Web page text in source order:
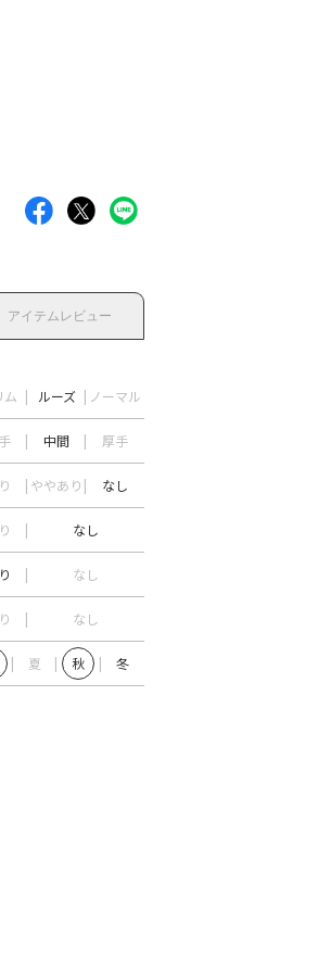
アイテムレビュー
ム ルーズ ノーマル
中間 厚手
ややあり なし
なし
なし
なし
夏 秋 冬